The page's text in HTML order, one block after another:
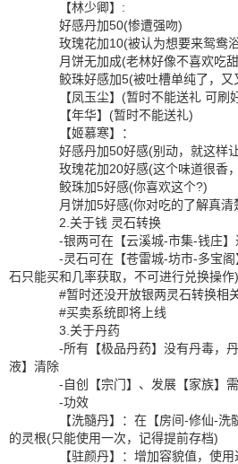
【林少卿】:
好感丹加50(惨遭强吻)
玫瑰花加10(被认为想要来鸳鸯
月饼无加成(老林好像不喜欢吃
鲛珠好感加5(被吐槽单纯了，又
【凤玉尘】(暂时不能送礼 可刷
【年华】(暂时不能送礼)
【姬慕寒】：
好感丹加50好感(别动，就这样
玫瑰花加20好感(这个味道很香
鲛珠加5好感(你喜欢这个?)
月饼加5好感(你对吃的了解真清
2.关于钱 灵石转换
-银两可在【云溪城-市集-钱庄】
-灵石可在【苍雷城-坊市-多宝阁
石只能买和几率获取，不可进行兑换操作)
#暂时还没开放银两灵石转换相
#买卖系统即将上线
3.关于丹药
-所有【极品丹药】没有丹毒，丹
液】清除
-自创【宗门】、发展【家族】需
-功效
【洗髓丹】：在【房间-修仙-洗
的灵根(只能使用一次，记得提前存档)
【驻颜丹】：增加容貌值，使用